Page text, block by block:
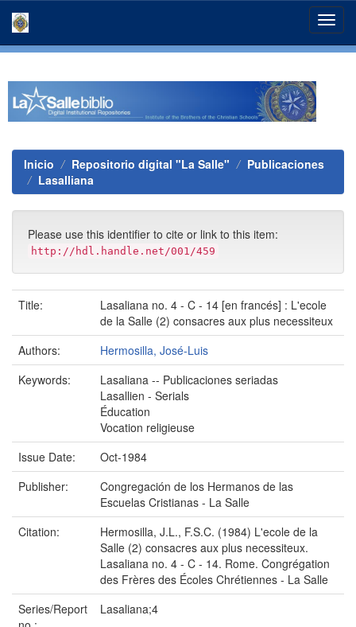
Inicio Repositorio digital "La Salle"
Publicaciones
Lasalliana
Please use this identifier to cite or link to this item:
http://hdl.handle.net/001/459
Title:
Lasaliana no. 4 - C - 14 [en francés] : L'ecole
de la Salle (2) consacres aux plus necessiteux
Authors:
Hermosilla, José-Luis
Keywords:
Lasaliana -- Publicaciones seriadas
Lasallien - Serials
Éducation
Vocation religieuse
Issue Date:
Oct-1984
Publisher:
Congregación de los Hermanos de las
Escuelas Cristianas - La Salle
Citation:
Hermosilla, J.L., F.S.C. (1984) L'ecole de la
Salle (2) consacres aux plus necessiteux.
Lasaliana no. 4 - C - 14. Rome. Congrégation
des Frères des Écoles Chrétiennes - La Salle
Series/Report
Lasaliana;4